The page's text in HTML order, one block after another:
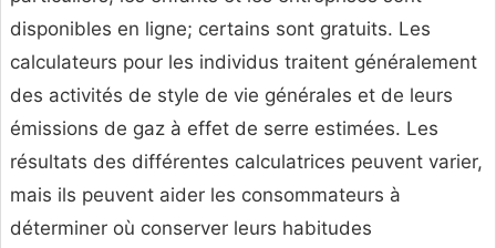
disponibles en ligne; certains sont gratuits. Les
calculateurs pour les individus traitent généralement
des activités de style de vie générales et de leurs
émissions de gaz à effet de serre estimées. Les
résultats des différentes calculatrices peuvent varier,
mais ils peuvent aider les consommateurs à
déterminer où conserver leurs habitudes